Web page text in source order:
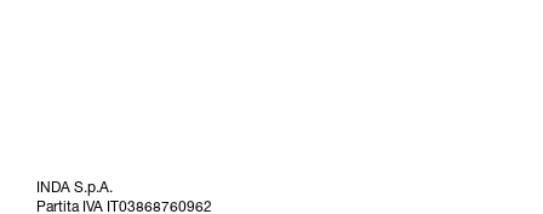
INDA S.p.A.
Partita IVA IT03868760962